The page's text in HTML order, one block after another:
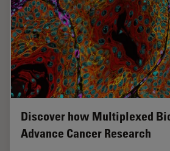
Discover how Multiplexed
Advance Cancer Research